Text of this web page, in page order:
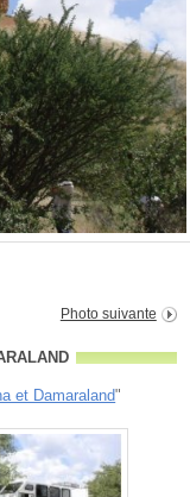
Photo suivante
et Damaraland"